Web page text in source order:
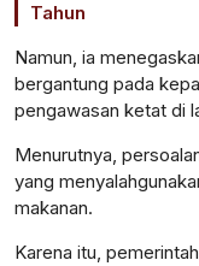
Tahun
Namun, ia
bergantung pada
pengawasan ketat di
Menurutnya,
yang
makanan.
Karena itu,